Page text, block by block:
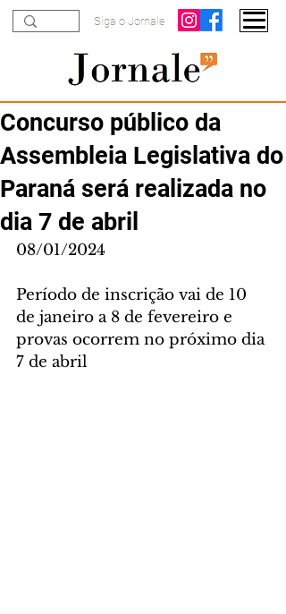
Siga o Jornale
Concurso público da
Assembleia Legislativa do
Paraná será realizada no
dia 7 de abril
08/01/2024
Período de inscrição vai de 10
de janeiro a 8 de fevereiro e
provas ocorrem no próximo dia
7 de abril